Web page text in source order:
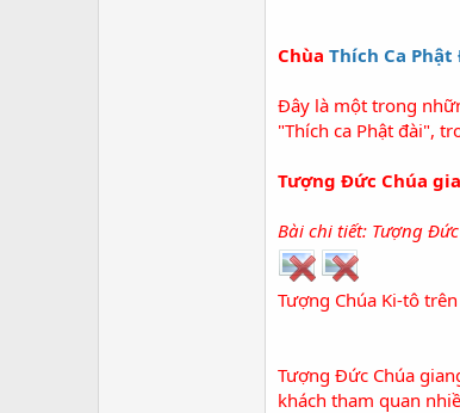
Chùa Thích Ca Phật
Đây là một trong
"Thích ca Phật đài",
Tượng Đức Chúa
Bài chi tiết: Tượng
Tượng Chúa Ki-tô
Tượng Đức Chúa
khách tham quan